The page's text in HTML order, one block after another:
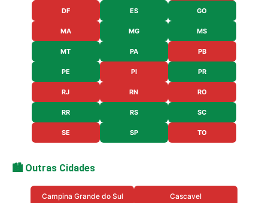
DF ES GO
MA MG MS
MT PA PB
PE PI PR
RJ RN RO
RR RS SC
SE SP TO
🏙️ Outras Cidades
Campina Grande do Sul Cascavel